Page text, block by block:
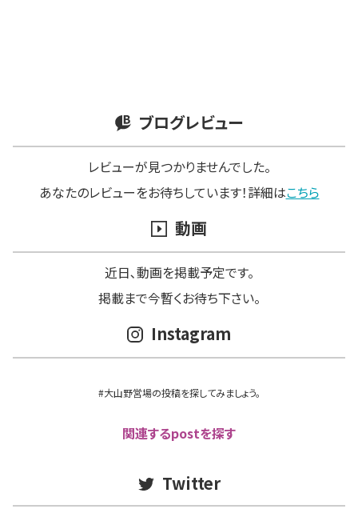
ブログレビュー
レビューが見つかりませんでした。
あなたのレビューをお待ちしています！詳細はこちら
動画
近日､動画を掲載予定です。
掲載まで今暫くお待ち下さい。
Instagram
#大山野営場の投稿を探してみましょう。
関連するpostを探す
Twitter